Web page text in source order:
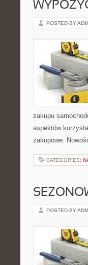
POSTED BY
zakupu
aspektów
zakupowe.
CATEGORIES:
POSTED BY